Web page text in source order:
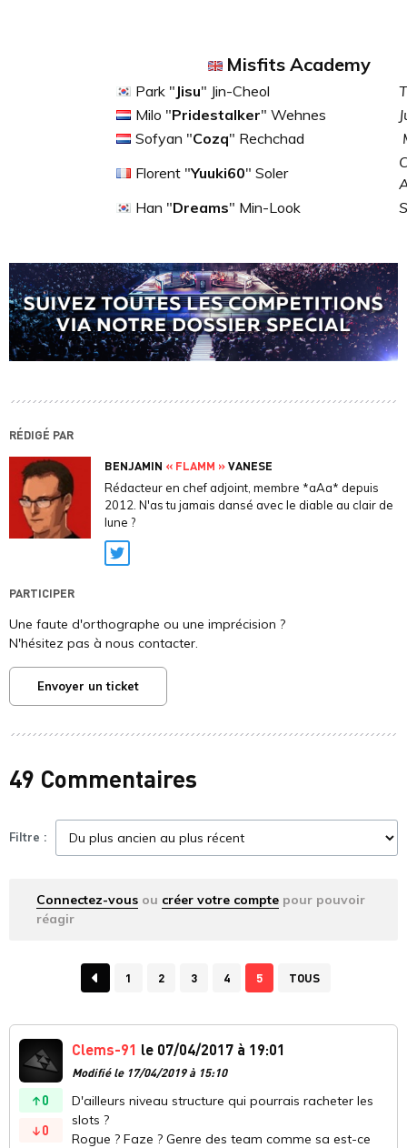
Misfits Academy
Park " Jisu" Jin-Cheol
Milo "Pridestalker" Wehnes
Sofyan "Cozq" Rechchad
Florent "Yuuki60" Soler
Han "Dreams" Min-Look
RÉDIGÉ PAR
BENJAMIN « FLAMM »VANESE
Rédacteur en chef adjoint, membre *aAa* depuis
2012. N'as tu jamais dansé avec le diable au clair de
lune ?
Twitter
PARTICIPER
Une faute d'orthographe ou une imprécision ?
N'hésitez pas à nous contacter.
Envoyer un ticket
49 Commentaires
Filtre :
Connectez-vous ou créer votre compte pour pouvoir
réagir
1 2 3 4 5 TOUS
0
0
Clems-91 le 07/04/2017 à 19:01
Modifié le 17/04/2019 à 15:10
D'ailleurs niveau structure qui pourrais racheter les
slots ?
Rogue ? Faze ? Genre des team comme sa est-ce